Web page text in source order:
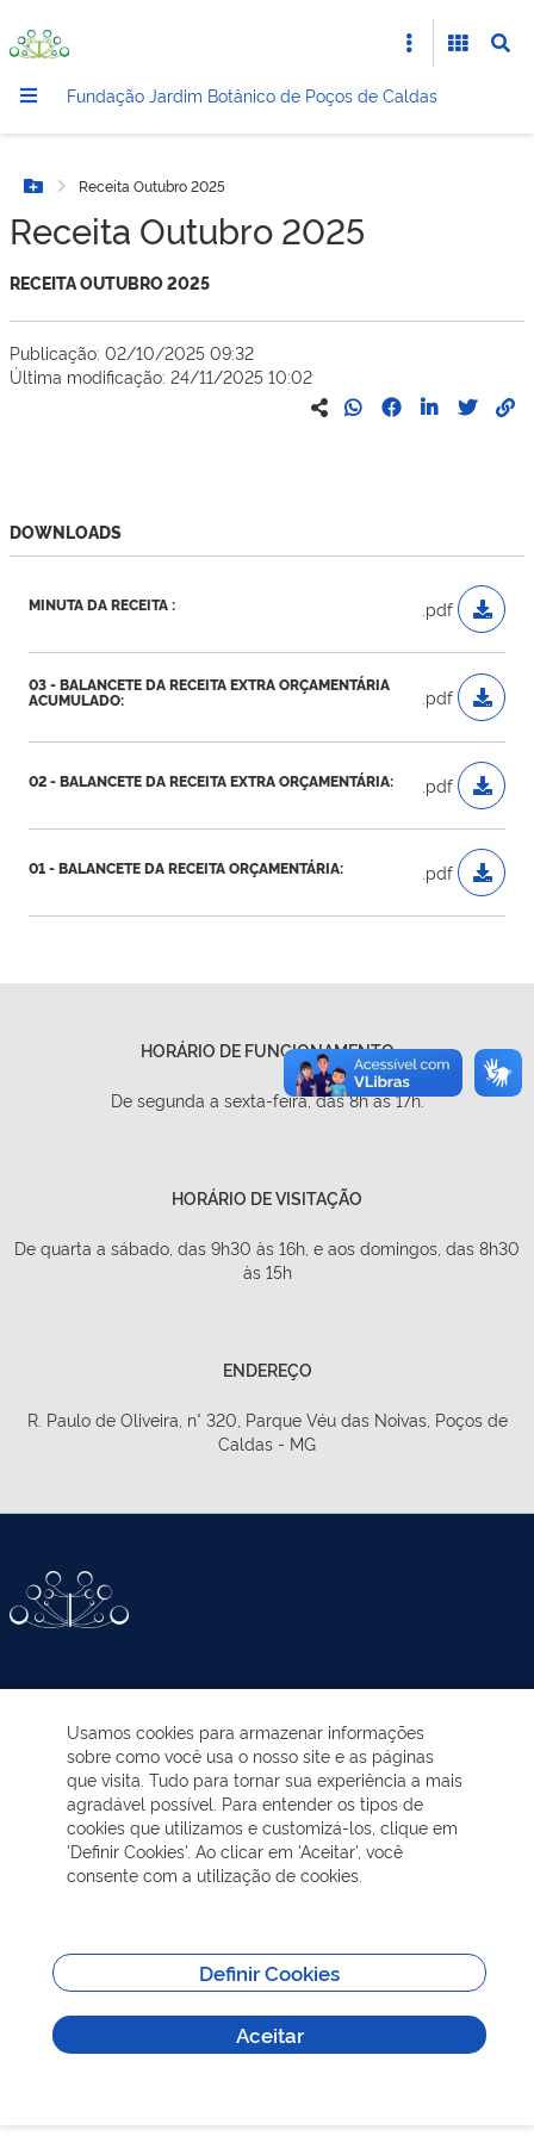
Fundação Jardim Botânico de Poços de Caldas
Botão Menu
Receita Outubro 2025
Receita Outubro 2025
RECEITA OUTUBRO 2025
Publicação: 02/10/2025 09:32
Última modificação: 24/11/2025 10:02
DOWNLOADS
MINUTA DA RECEITA : .pdf
03 - BALANCETE DA RECEITA EXTRA ORÇAMENTÁRIA
ACUMULADO:
.pdf
02 - BALANCETE DA RECEITA EXTRA ORÇAMENTÁRIA: .pdf
01 - BALANCETE DA RECEITA ORÇAMENTÁRIA: .pdf
HORÁRIO DE FUNCIONAMENTO
De segunda a sexta-feira, das 8h às 17h.
HORÁRIO DE VISITAÇÃO
De quarta a sábado, das 9h30 às 16h, e aos domingos, das 8h30
às 15h
ENDEREÇO
R. Paulo de Oliveira, n° 320, Parque Véu das Noivas, Poços de
Caldas - MG
EDUCAÇÃO AMBIENTAL
NOTÍCIAS
VISITAÇÃO
MAIS INFORMAÇÕES
Usamos cookies para armazenar informações
sobre como você usa o nosso site e as páginas
que visita. Tudo para tornar sua experiência a mais
agradável possível. Para entender os tipos de
cookies que utilizamos e customizá-los, clique em
'Definir Cookies'. Ao clicar em 'Aceitar', você
consente com a utilização de cookies.
Definir Cookies
Aceitar